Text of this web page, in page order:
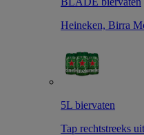
Heineken, Birra
5L biervaten
Tap rechtstreeks